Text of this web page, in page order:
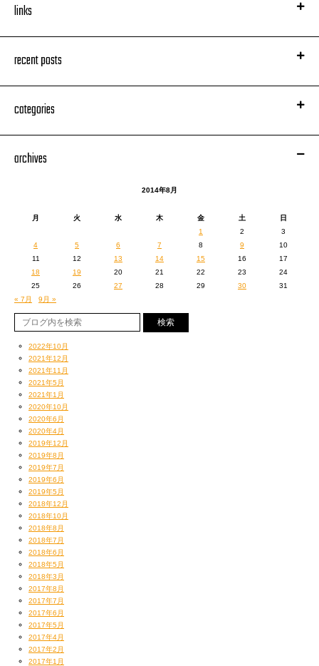
links
recent posts
categories
archives
2014年8月
月 火 水 木 金 土
日
1
2
3
4
5 6 7 8 9
10
11
12 13 14 15 16
17
18
19 20 21 22 23
24
25
26 27 28 29 30
31
« 7月
9月 »
2022年10月
2021年12月
2021年11月
2021年5月
2021年1月
2020年10月
2020年6月
2020年4月
2019年12月
2019年8月
2019年7月
2019年6月
2019年5月
2018年12月
2018年10月
2018年8月
2018年7月
2018年6月
2018年5月
2018年3月
2017年8月
2017年7月
2017年6月
2017年5月
2017年4月
2017年2月
2017年1月